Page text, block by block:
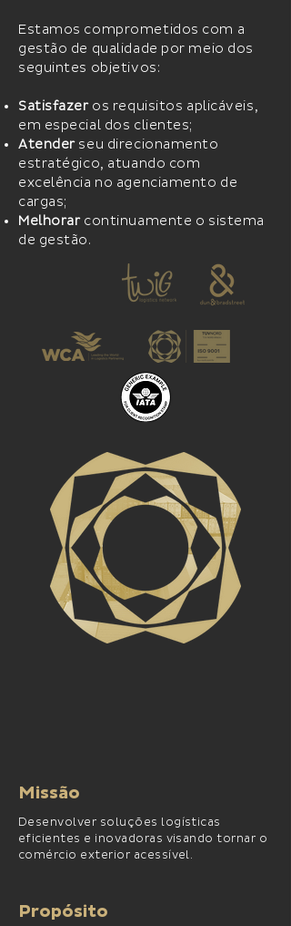
Estamos comprometidos com a
gestão de qualidade por meio dos
seguintes objetivos:
Satisfazeros requisitos aplicáveis,
em especial dos clientes;
Atenderseu direcionamento
estratégico, atuando com
excelência no agenciamento de
cargas;
Melhorarcontinuamente o sistema
de gestão.
Missão
Desenvolver soluções logísticas
eficientes e inovadoras visando tornar o
comércio exterior acessível.
Propósito